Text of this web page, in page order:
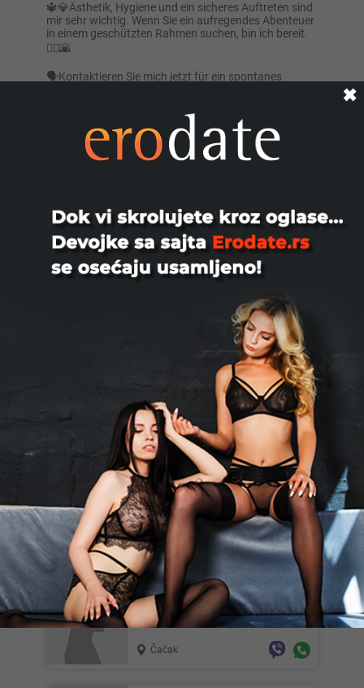
🔱💎Ästhetik, Hygiene und ein sicheres Auftreten sind
mir sehr wichtig. Wenn Sie ein aufregendes Abenteuer
in einem geschützten Rahmen suchen, bin ich bereit.
🧜‍♂️🌇
🗣Kontaktieren Sie mich jetzt für ein spontanes
⭕️❗️WHATSAPP: +41779717989
⭕️❗️ VIBER: +381665712945
+381665712945
Prijavi
Ostali oglasi iz kategorije:
Dejan46, 45
Volim strapoon Neka Dama, devojka
ovde da voli da jebe muskarca. Mogu i
ja nju. Fetis mi je da me...
Beograd
Filipbatina90, 36
Trazim nevaljalu devojcicu koja voli da
dobija po guzi. Sve devojke i zene sa
ovakvim fetisem nek...
Čačak
✖